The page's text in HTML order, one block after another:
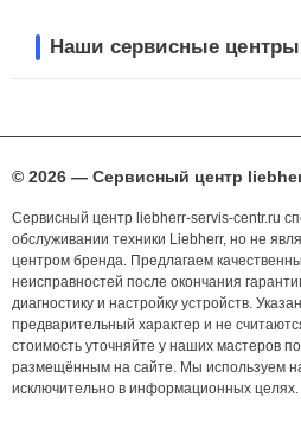
Наши сервисные центры
© 2026 — Сервисный центр
Сервисный центр liebherr-servis-centr.ru
обслуживании техники Liebherr, но не
центром бренда. Предлагаем
неисправностей после окончания
диагностику и настройку устройств.
предварительный характер и не
стоимость уточняйте у наших мастеров
размещённым на сайте. Мы используем
исключительно в информационных целях.